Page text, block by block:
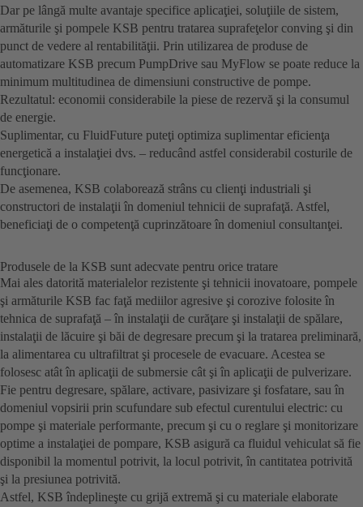
Dar pe lângă multe avantaje specifice aplicaţiei, soluţiile de sistem,
armăturile şi pompele KSB pentru tratarea suprafeţelor conving şi din
punct de vedere al rentabilităţii. Prin utilizarea de produse de
automatizare KSB precum PumpDrive sau MyFlow se poate reduce la
minimum multitudinea de dimensiuni constructive de pompe.
Rezultatul: economii considerabile la piese de rezervă şi la consumul
de energie.
Suplimentar, cu FluidFuture puteţi optimiza suplimentar eficienţa
energetică a instalaţiei dvs. – reducând astfel considerabil costurile de
funcţionare.
De asemenea, KSB colaborează strâns cu clienţi industriali şi
constructori de instalaţii în domeniul tehnicii de suprafaţă. Astfel,
beneficiaţi de o competenţă cuprinzătoare în domeniul consultanţei.
Produsele de la KSB sunt adecvate pentru orice tratare
Mai ales datorită materialelor rezistente şi tehnicii inovatoare, pompele
şi armăturile KSB fac faţă mediilor agresive şi corozive folosite în
tehnica de suprafaţă – în instalaţii de curăţare şi instalaţii de spălare,
instalaţii de lăcuire şi băi de degresare precum şi la tratarea preliminară,
la alimentarea cu ultrafiltrat şi procesele de evacuare. Acestea se
folosesc atât în aplicaţii de submersie cât şi în aplicaţii de pulverizare.
Fie pentru degresare, spălare, activare, pasivizare şi fosfatare, sau în
domeniul vopsirii prin scufundare sub efectul curentului electric: cu
pompe şi materiale performante, precum şi cu o reglare şi monitorizare
optime a instalaţiei de pompare, KSB asigură ca fluidul vehiculat să fie
disponibil la momentul potrivit, la locul potrivit, în cantitatea potrivită
şi la presiunea potrivită.
Astfel, KSB îndeplineşte cu grijă extremă şi cu materiale elaborate